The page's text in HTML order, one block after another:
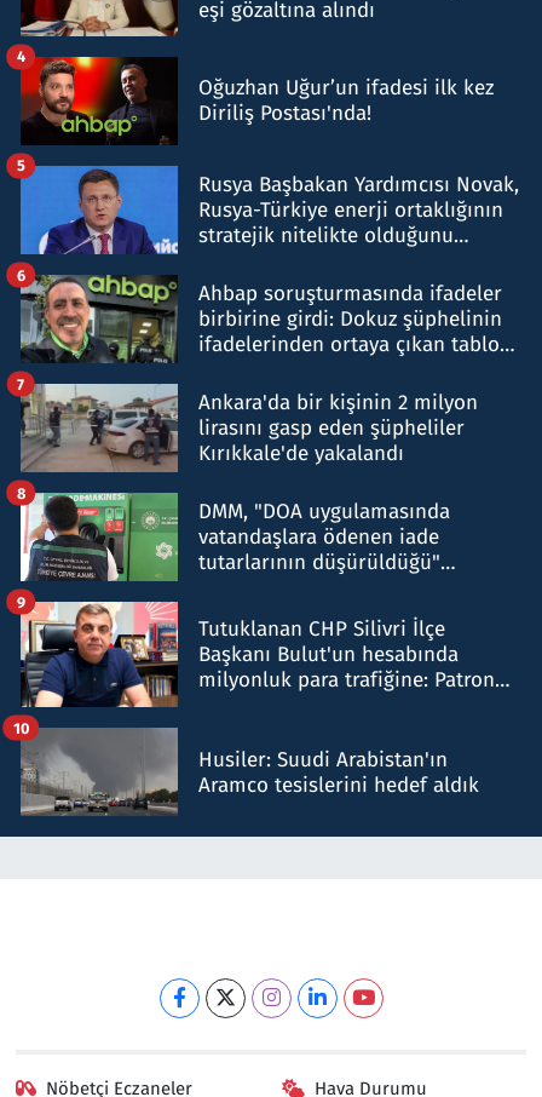
eşi gözaltına alındı
Oğuzhan Uğur’un ifadesi ilk kez
Diriliş Postası'nda!
4
Rusya Başbakan Yardımcısı Novak,
Rusya-Türkiye enerji ortaklığının
stratejik nitelikte olduğunu
5
Ahbap soruşturmasında ifadeler
birbirine girdi: Dokuz şüphelinin
ifadelerinden ortaya çıkan tablo
6
Ankara'da bir kişinin 2 milyon
lirasını gasp eden şüpheliler
Kırıkkale'de yakalandı
7
DMM, "DOA uygulamasında
vatandaşlara ödenen iade
tutarlarının düşürüldüğü"
8
Tutuklanan CHP Silivri İlçe
Başkanı Bulut'un hesabında
milyonluk para trafiğine: Patron
9
Husiler: Suudi Arabistan'ın
Aramco tesislerini hedef aldık
10
Nöbetçi Eczaneler Hava Durumu